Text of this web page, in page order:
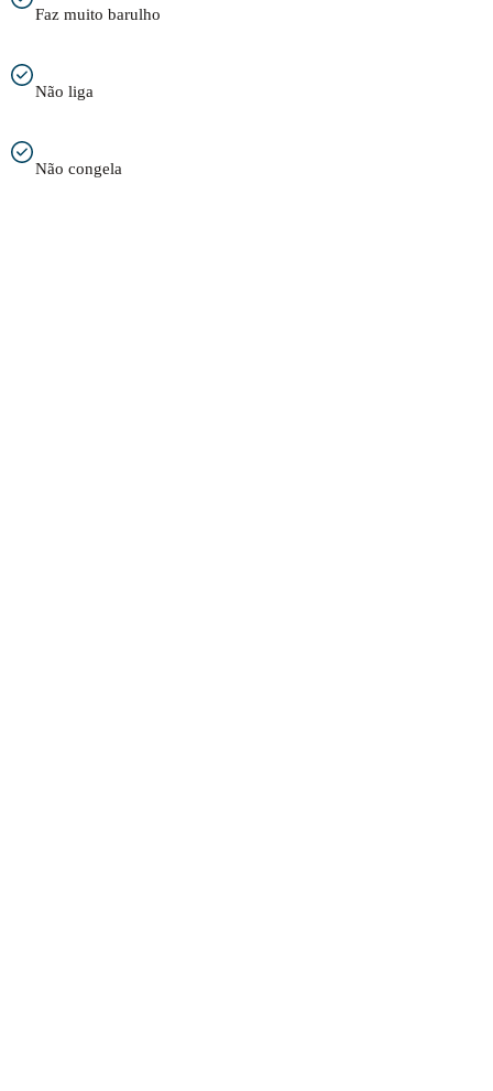
Faz muito barulho
Não liga
Não congela